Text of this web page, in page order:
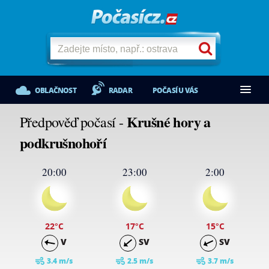
OBLAČNOST RADAR POČASÍ U VÁS
Předpověď počasí -Krušné hory a
podkrušnohoří
20:00
22°C
V
3.4 m/s
23:00
17°C
SV
2.5 m/s
2:00
15°C
SV
3.7 m/s